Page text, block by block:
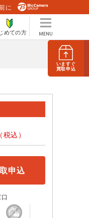
いますぐ
買取申込
に
めての方
税込）
申込